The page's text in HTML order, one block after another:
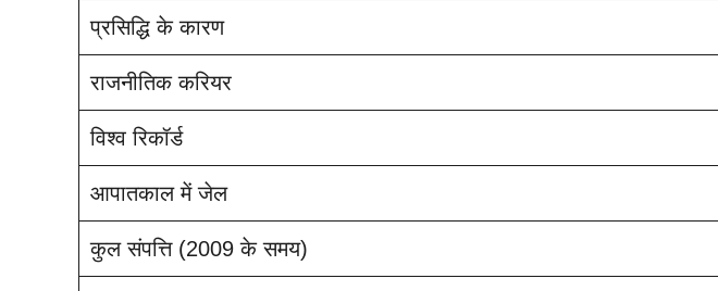
प्रसिद्धि के कारण
राजनीतिक करियर
विश्व रिकॉर्ड
आपातकाल में जेल
कुल संपत्ति (2009 के समय)